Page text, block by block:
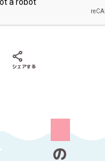
シェアする
の